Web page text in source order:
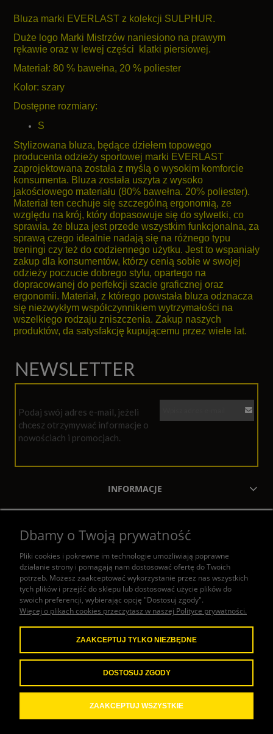
Bluza marki EVERLAST z kolekcji SULPHUR.
Duże logo Marki Mistrzów naniesiono na prawym
rękawie oraz w lewej części klatki piersiowej.
Materiał: 80 % bawełna, 20 % poliester
Kolor: szary
Dostępne rozmiary:
S
Stylizowana bluza, będące dziełem topowego
producenta odzieży sportowej marki EVERLAST
zaprojektowana została z myślą o wysokim komforcie
konsumenta. Bluza została uszyta z wysoko
jakościowego materiału (80% bawełna. 20% poliester).
Materiał ten cechuje się szczególną ergonomią, ze
względu na krój, który dopasowuje się do sylwetki, co
sprawia, że bluza jest przede wszystkim funkcjonalna, za
sprawą czego idealnie nadają się na różnego typu
treningi czy też do codziennego użytku. Jest to wspaniały
zakup dla konsumentów, którzy cenią sobie w swojej
odzieży poczucie dobrego stylu, opartego na
dopracowanej do perfekcji szacie graficznej oraz
ergonomii. Materiał, z którego powstała bluza odznacza
się niezwykłym współczynnikiem wytrzymałości na
wszelkiego rodzaju zniszczenia. Zakup naszych
produktów, da satysfakcję kupującemu przez wiele lat.
NEWSLETTER
Podaj swój adres e-mail, jeżeli
chcesz otrzymywać informacje o
nowościach i promocjach.
INFORMACJE
POMOC
KONTAKT
W naszym sklepie honorujemy
następujące metody płatności:
Dbamy o Twoją prywatność
Pliki cookies i pokrewne im technologie umożliwiają poprawne
działanie strony i pomagają nam dostosować ofertę do Twoich
potrzeb. Możesz zaakceptować wykorzystanie przez nas wszystkich
tych plików i przejść do sklepu lub dostosować użycie plików do
swoich preferencji, wybierając opcję "Dostosuj zgody".
Więcej o plikach cookies przeczytasz w naszej Polityce prywatności.
ZAAKCEPTUJ TYLKO NIEZBĘDNE
DOSTOSUJ ZGODY
ZAAKCEPTUJ WSZYSTKIE